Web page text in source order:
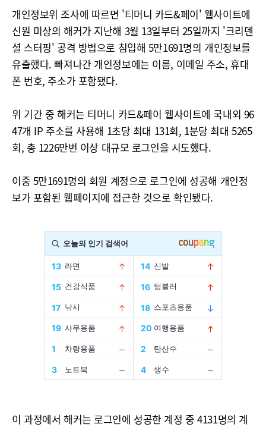
개인정보위 조사에 따르면 '티머니 카드&페이' 웹사이트에
신원 미상의 해커가 지난해 3월 13일부터 25일까지 '크리덴
셜 스터핑' 공격 방법으로 침입해 5만1691명의 개인정보를
유출했다. 빠져나간 개인정보에는 이름, 이메일 주소, 휴대
폰 번호, 주소가 포함됐다.
위 기간 중 해커는 티머니 카드&페이 웹사이트에 국내외 96
47개 IP 주소를 사용해 1초당 최대 131회, 1분당 최대 5265
회, 총 1226만번 이상 대규모 로그인을 시도했다.
이중 5만1691명의 회원 계정으로 로그인에 성공해 개인정
보가 포함된 웹페이지에 접근한 것으로 확인됐다.
이 과정에서 해커는 로그인에 성공한 계정 중 4131명의 계